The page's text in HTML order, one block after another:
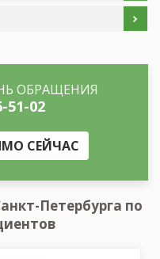
ОБРАЩЕНИЯ
51-02
СЕЙЧАС
Петербурга по